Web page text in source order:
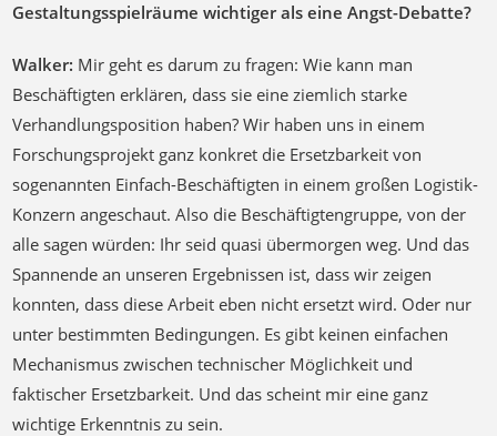
Gestaltungsspielräume wichtiger als eine Angst-Debatte?
Walker: Mir geht es darum zu fragen: Wie kann man
Beschäftigten erklären, dass sie eine ziemlich starke
Verhandlungsposition haben? Wir haben uns in einem
Forschungsprojekt ganz konkret die Ersetzbarkeit von
sogenannten Einfach-Beschäftigten in einem großen Logistik-
Konzern angeschaut. Also die Beschäftigtengruppe, von der
alle sagen würden: Ihr seid quasi übermorgen weg. Und das
Spannende an unseren Ergebnissen ist, dass wir zeigen
konnten, dass diese Arbeit eben nicht ersetzt wird. Oder nur
unter bestimmten Bedingungen. Es gibt keinen einfachen
Mechanismus zwischen technischer Möglichkeit und
faktischer Ersetzbarkeit. Und das scheint mir eine ganz
wichtige Erkenntnis zu sein.